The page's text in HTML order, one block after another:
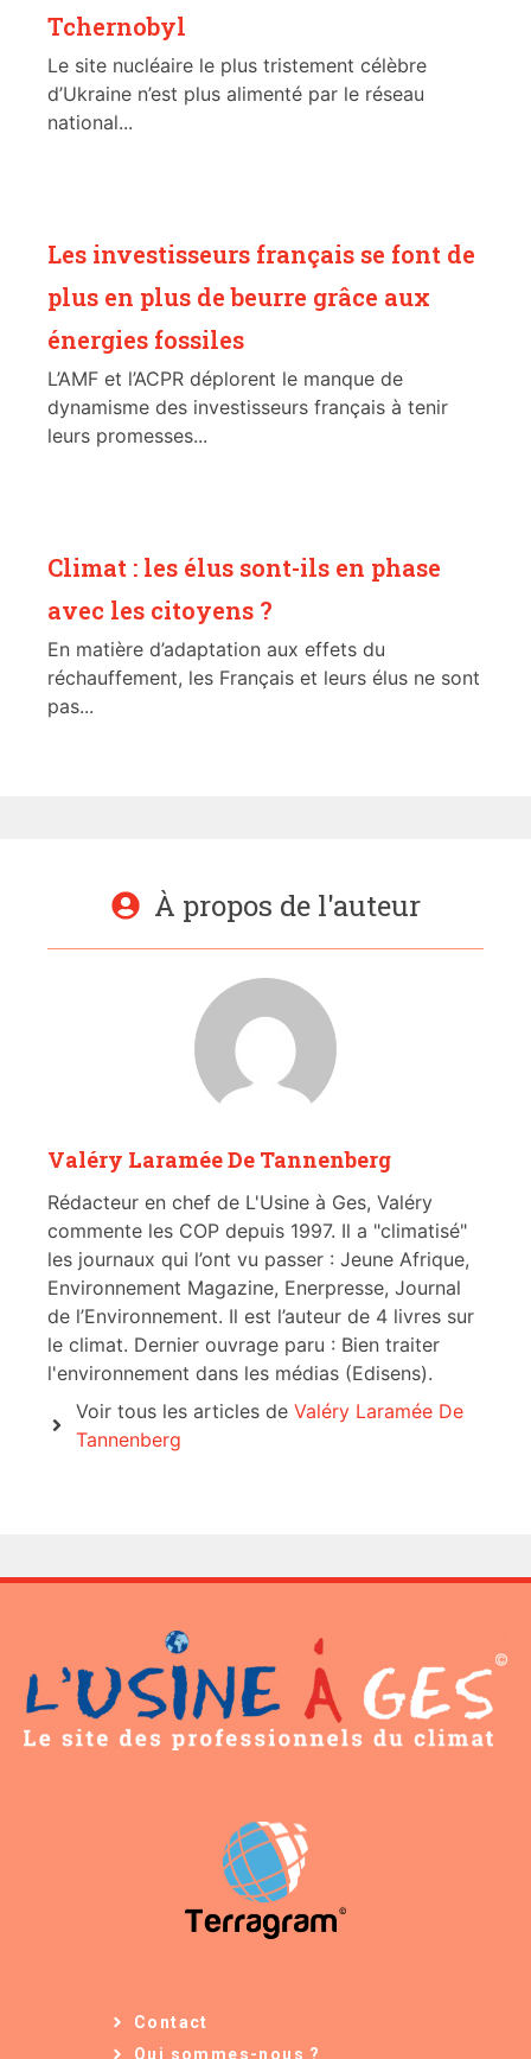
Tchernobyl
Le site nucléaire le plus tristement célèbre
d’Ukraine n’est plus alimenté par le réseau
national...
Les investisseurs français se font de
plus en plus de beurre grâce aux
énergies fossiles
L’AMF et l’ACPR déplorent le manque de
dynamisme des investisseurs français à tenir
leurs promesses...
Climat : les élus sont-ils en phase
avec les citoyens ?
En matière d’adaptation aux effets du
réchauffement, les Français et leurs élus ne sont
pas...
À propos de l'auteur
Valéry Laramée De Tannenberg
Rédacteur en chef de L'Usine à Ges, Valéry
commente les COP depuis 1997. Il a "climatisé"
les journaux qui l’ont vu passer : Jeune Afrique,
Environnement Magazine, Enerpresse, Journal
de l’Environnement. Il est l’auteur de 4 livres sur
le climat. Dernier ouvrage paru : Bien traiter
l'environnement dans les médias (Edisens).
Voir tous les articles de Valéry Laramée De
Tannenberg
Contact
Qui sommes-nous ?